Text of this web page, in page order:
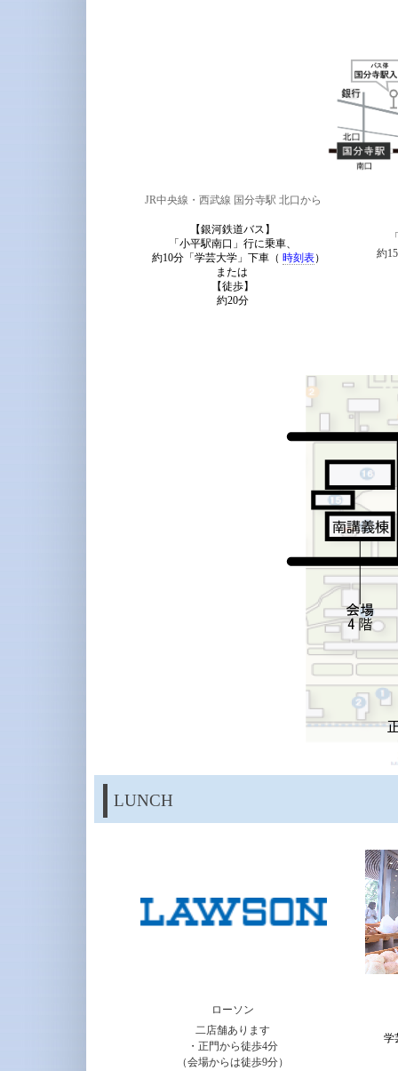
JR中央線・西武線 国分寺駅 北口から
【銀河鉄道バス】
「小平駅南口」行に乗車、
約10分「学芸大学」下車（ 時刻表）
または
【徒歩】
約20分
約15
LUNCH
ローソン
二店舗あります
・正門から徒歩4分
（会場からは徒歩9分）
学